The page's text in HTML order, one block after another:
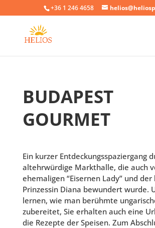
+36 1 246 4658
BUDAPEST
GOURMET
Ein kurzer Entdeckungsspaziergang
altehrwürdige Markthalle, die auch
ehemaligen “Eisernen Lady” und
Prinzessin Diana bewundert wurde.
lernen, wie man berühmte
zubereitet, Sie erhalten auch eine
die Rezepte der Speisen. Zum